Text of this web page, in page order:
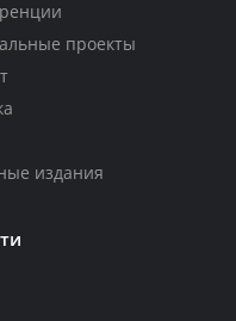
проекты
издания